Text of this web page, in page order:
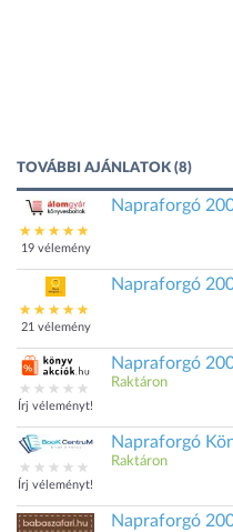
TOVÁBBI AJÁNLATOK (8)
19 vélemény
Napraforgó
21 vélemény
Napraforgó
Írj véleményt!
Napraforgó
Raktáron
Írj véleményt!
Napraforgó
Raktáron
Napraforgó